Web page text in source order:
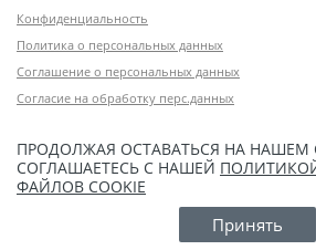
Конфиденциальность
Политика о персональных данных
Соглашение о персональных данных
Согласие на обработку перс.данных
ПРОДОЛЖАЯ ОСТАВАТЬСЯ НА НАШЕМ
СОГЛАШАЕТЕСЬ С НАШЕЙ
ФАЙЛОВ COOKIE
Принять